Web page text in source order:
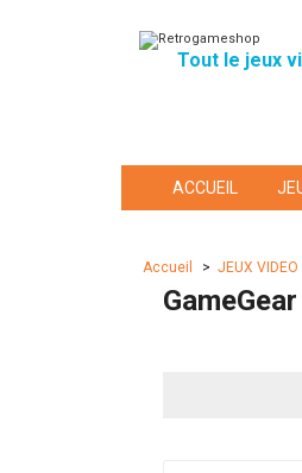
Tout le jeux
ACCUEIL
Accueil > JEUX VIDEO
GameGear